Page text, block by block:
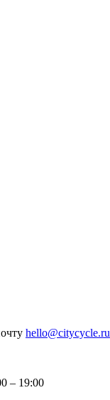
hello@citycycle.ru
– 19:00